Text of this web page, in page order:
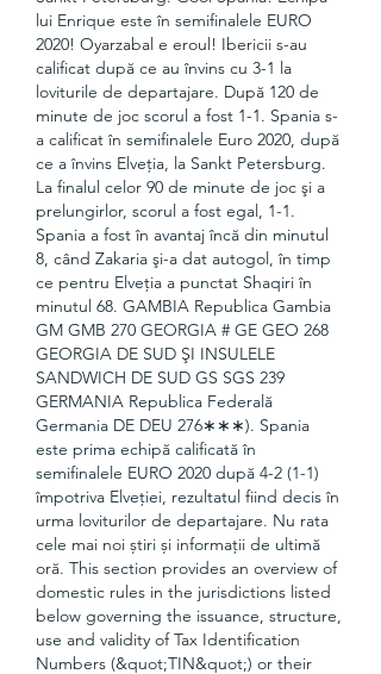
lui Enrique este în semifinalele EURO
2020! Oyarzabal e eroul! Ibericii s-au
calificat după ce au învins cu 3-1 la
loviturile de departajare. După 120 de
minute de joc scorul a fost 1-1. Spania s-
a calificat în semifinalele Euro 2020, după
ce a învins Elveţia, la Sankt Petersburg.
La finalul celor 90 de minute de joc şi a
prelungirlor, scorul a fost egal, 1-1.
Spania a fost în avantaj încă din minutul
8, când Zakaria şi-a dat autogol, în timp
ce pentru Elveţia a punctat Shaqiri în
minutul 68. GAMBIA Republica Gambia
GM GMB 270 GEORGIA # GE GEO 268
GEORGIA DE SUD ŞI INSULELE
SANDWICH DE SUD GS SGS 239
GERMANIA Republica Federală
Germania DE DEU 276∗∗∗). Spania
este prima echipă calificată în
semifinalele EURO 2020 după 4-2 (1-1)
împotriva Elveției, rezultatul fiind decis în
urma loviturilor de departajare. Nu rata
cele mai noi știri și informații de ultimă
oră. This section provides an overview of
domestic rules in the jurisdictions listed
below governing the issuance, structure,
use and validity of Tax Identification
Numbers (&quot;TIN&quot;) or their